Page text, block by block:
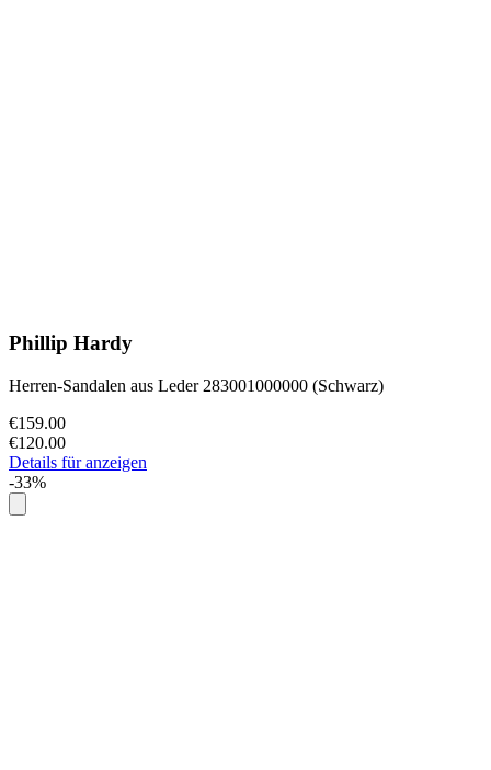
Phillip Hardy
Herren-Sandalen aus Leder 283001000000 (Schwarz)
€159.00
€120.00
Details für anzeigen
-33%